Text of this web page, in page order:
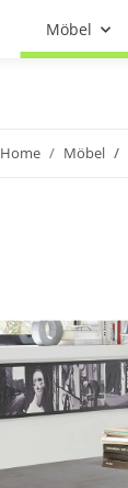
Möbel
Home Möbel